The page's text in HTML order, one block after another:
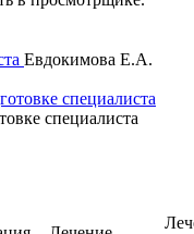
Евдокимова Е.А.
специалиста